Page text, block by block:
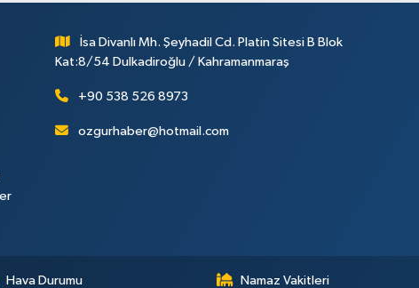
İsa Divanlı Mh. Şeyhadil Cd. Platin Sitesi B Blok
Kat:8/54 Dulkadiroğlu / Kahramanmaraş
+90 538 526 8973
ozgurhaber@hotmail.com
Hava Durumu Namaz Vakitleri